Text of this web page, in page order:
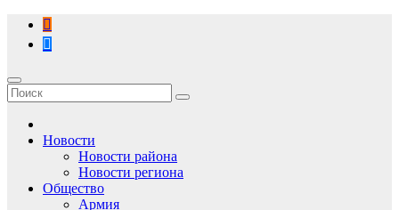
Перейти
содержимому
Новости
Новости района
Новости региона
Общество
Армия